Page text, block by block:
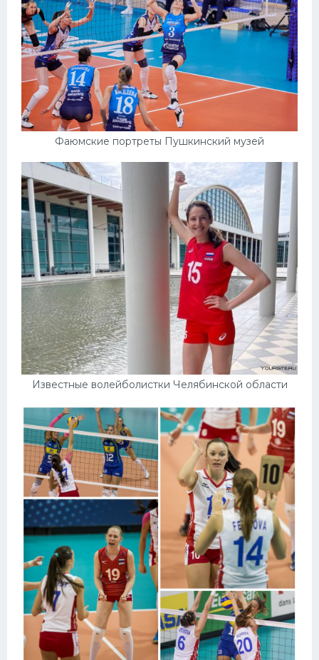
Фаюмские портреты Пушкинский музей
Известные волейболистки Челябинской области